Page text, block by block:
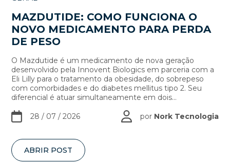
MAZDUTIDE: COMO FUNCIONA O
NOVO MEDICAMENTO PARA PERDA
DE PESO
O Mazdutide é um medicamento de nova geração
desenvolvido pela Innovent Biologics em parceria com a
Eli Lilly para o tratamento da obesidade, do sobrepeso
com comorbidades e do diabetes mellitus tipo 2. Seu
diferencial é atuar simultaneamente em dois...
28 / 07 / 2026 por Nork Tecnologia
ABRIR POST